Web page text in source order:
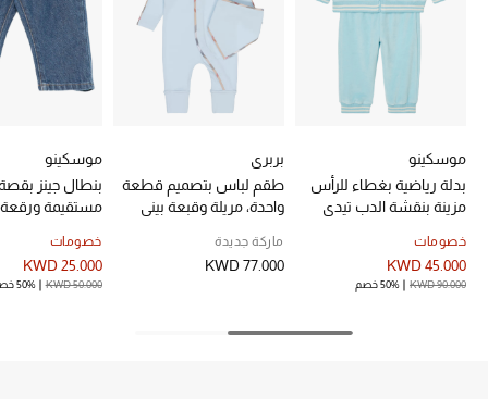
مستلزمات المنزل
خصم حتى 70%
ما وصلنا حديثاً
ما وصلنا حديثاً
موسكينو
بدلة رياضية بغطاء للرأس
مزينة بنقشة الدب تيدي
خصومات
KWD 45.000
KWD 90.000 50% خصم
بربري
طقم لباس بتصميم قطعة
واحدة، مريلة وقبعة بيني
ماركة جديدة
KWD 77.000
موسكينو
بنطال جينز
مستقيمة
خصومات
KWD 25.000
KWD 50.000 50% خصم